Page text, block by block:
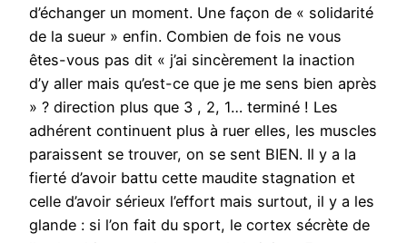
d’échanger un moment. Une façon de « solidarité
de la sueur » enfin. Combien de fois ne vous
êtes-vous pas dit « j’ai sincèrement la inaction
d’y aller mais qu’est-ce que je me sens bien après
» ? direction plus que 3 , 2, 1… terminé ! Les
adhérent continuent plus à ruer elles, les muscles
paraissent se trouver, on se sent BIEN. Il y a la
fierté d’avoir battu cette maudite stagnation et
celle d’avoir sérieux l’effort mais surtout, il y a les
glande : si l’on fait du sport, le cortex sécrète de